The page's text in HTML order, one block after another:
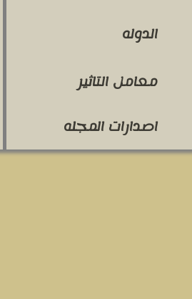
الدوله
معامل التاثير
اصدارات المجله